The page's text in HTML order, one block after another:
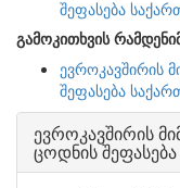
შეფასება
გამოკითხვის
ევროკავშირის
შეფასება
ევროკავშირის
ცოდნის